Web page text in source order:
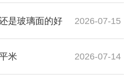
是玻璃面的好 2026-07-15
米 2026-07-14